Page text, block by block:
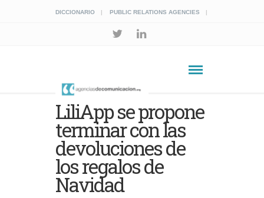
DICCIONARIO PUBLIC RELATIONS AGENCIES
LiliApp se propone
terminar con las
devoluciones de
los regalos de
Navidad